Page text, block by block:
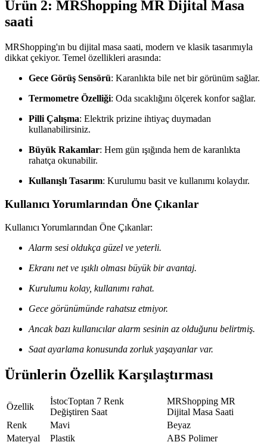
Ürün 2: MRShopping MR Dijital Masa
saati
MRShopping'ın bu dijital masa saati, modern ve klasik tasarımıyla
dikkat çekiyor. Temel özellikleri arasında:
Gece Görüş Sensörü: Karanlıkta bile net bir görünüm sağlar.
Termometre Özelliği: Oda sıcaklığını ölçerek konfor sağlar.
Pilli Çalışma: Elektrik prizine ihtiyaç duymadan
kullanabilirsiniz.
Büyük Rakamlar: Hem gün ışığında hem de karanlıkta
rahatça okunabilir.
Kullanışlı Tasarım: Kurulumu basit ve kullanımı kolaydır.
Kullanıcı Yorumlarından Öne Çıkanlar
Kullanıcı Yorumlarından Öne Çıkanlar:
Alarm sesi oldukça güzel ve yeterli.
Ekranı net ve ışıklı olması büyük bir avantaj.
Kurulumu kolay, kullanımı rahat.
Gece görünümünde rahatsız etmiyor.
Ancak bazı kullanıcılar alarm sesinin az olduğunu belirtmiş.
Saat ayarlama konusunda zorluk yaşayanlar var.
Ürünlerin Özellik Karşılaştırması
Özellik
İstocToptan 7 Renk
Değiştiren Saat
MRShopping MR
Dijital Masa Saati
Renk
Mavi
Beyaz
Materyal
Plastik
ABS Polimer